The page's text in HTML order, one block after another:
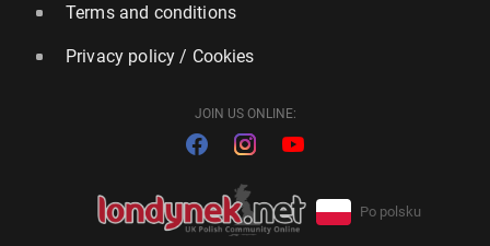
Terms and conditions
Privacy policy / Cookies
JOIN US ONLINE:
Po polsku